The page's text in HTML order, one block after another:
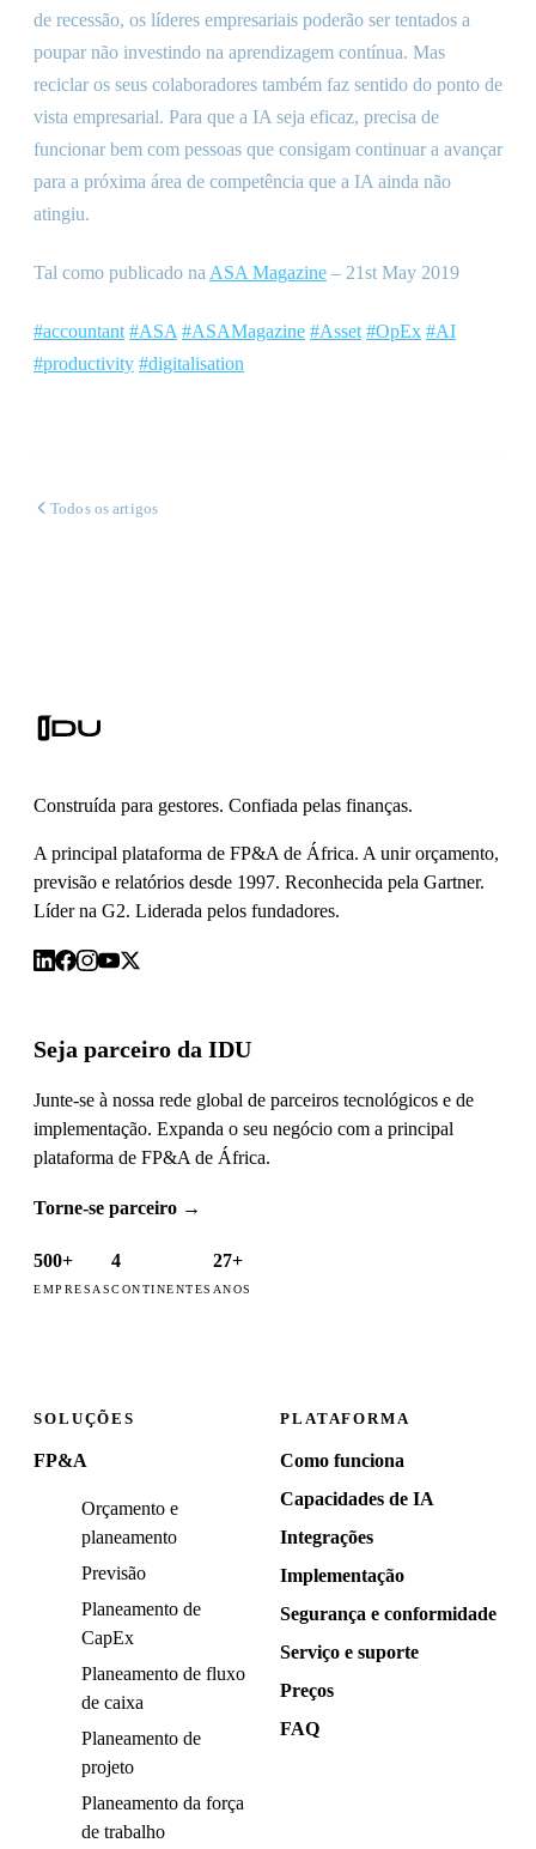
de recessão, os líderes empresariais poderão ser tentados a
poupar não investindo na aprendizagem contínua. Mas
reciclar os seus colaboradores também faz sentido do ponto de
vista empresarial. Para que a IA seja eficaz, precisa de
funcionar bem com pessoas que consigam continuar a avançar
para a próxima área de competência que a IA ainda não
atingiu.
Tal como publicado na ASA Magazine – 21st May 2019
#accountant #ASA #ASAMagazine #Asset #OpEx #AI
#productivity #digitalisation
Todos os artigos
Construída para gestores. Confiada pelas finanças.
A principal plataforma de FP&A de África. A unir orçamento,
previsão e relatórios desde 1997. Reconhecida pela Gartner.
Líder na G2. Liderada pelos fundadores.
Seja parceiro da IDU
Junte-se à nossa rede global de parceiros tecnológicos e de
implementação. Expanda o seu negócio com a principal
plataforma de FP&A de África.
Torne-se parceiro →
500+
EMPRESAS
4
CONTINENTES
27+
ANOS
SOLUÇÕES
FP&A
Orçamento e
planeamento
Previsão
Planeamento de
CapEx
Planeamento de fluxo
de caixa
Planeamento de
projeto
Planeamento da força
de trabalho
PLATAFORMA
Como funciona
Capacidades de IA
Integrações
Implementação
Segurança e conformidade
Serviço e suporte
Preços
FAQ